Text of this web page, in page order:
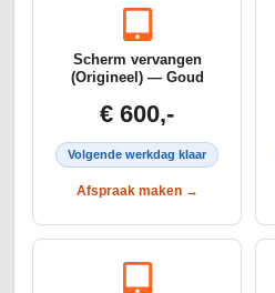
Scherm vervangen
(Origineel) — Goud
€ 600,-
Volgende werkdag klaar
Afspraak maken →